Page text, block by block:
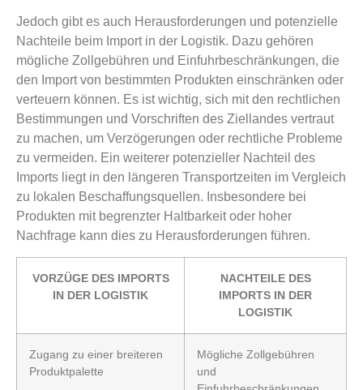
Jedoch gibt es auch Herausforderungen und potenzielle
Nachteile beim Import in der Logistik. Dazu gehören
mögliche Zollgebühren und Einfuhrbeschränkungen, die
den Import von bestimmten Produkten einschränken oder
verteuern können. Es ist wichtig, sich mit den rechtlichen
Bestimmungen und Vorschriften des Ziellandes vertraut
zu machen, um Verzögerungen oder rechtliche Probleme
zu vermeiden. Ein weiterer potenzieller Nachteil des
Imports liegt in den längeren Transportzeiten im Vergleich
zu lokalen Beschaffungsquellen. Insbesondere bei
Produkten mit begrenzter Haltbarkeit oder hoher
Nachfrage kann dies zu Herausforderungen führen.
VORZÜGE DES IMPORTS
IN DER LOGISTIK
NACHTEILE DES
IMPORTS IN DER
LOGISTIK
Zugang zu einer breiteren
Produktpalette
Mögliche Zollgebühren
und